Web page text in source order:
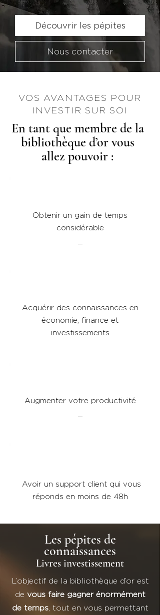
Découvrir les pépites
Nous contacter
VOS AVANTAGES POUR
INVESTIR SUR SOI
En tant que membre de la
bibliothèque d’or vous
allez pouvoir :
Obtenir un gain de temps
considérable
Acquérir des connaissances en
économie, finance et
investissements
Augmenter votre productivité
Avoir un support client qui vous
réponds en moins de 48h
Les pépites de
connaissances
Livres investissement
L’objectif de la bibliothèque d’or est
de vous faire gagner énormément
de temps, tout en vous permettant